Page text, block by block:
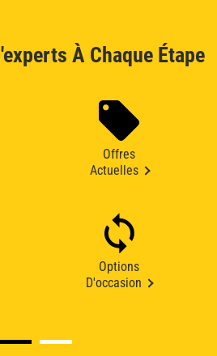
À Chaque Étape
Offres
Actuelles
Options
D'occasion